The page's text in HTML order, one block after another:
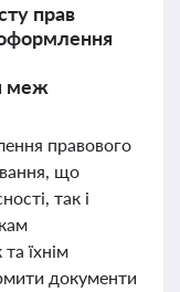
прав
меж
правового
що
так і
їхнім
документи